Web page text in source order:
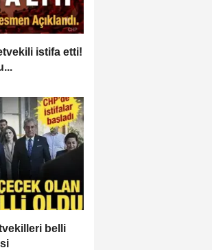
istifa etti!
belli